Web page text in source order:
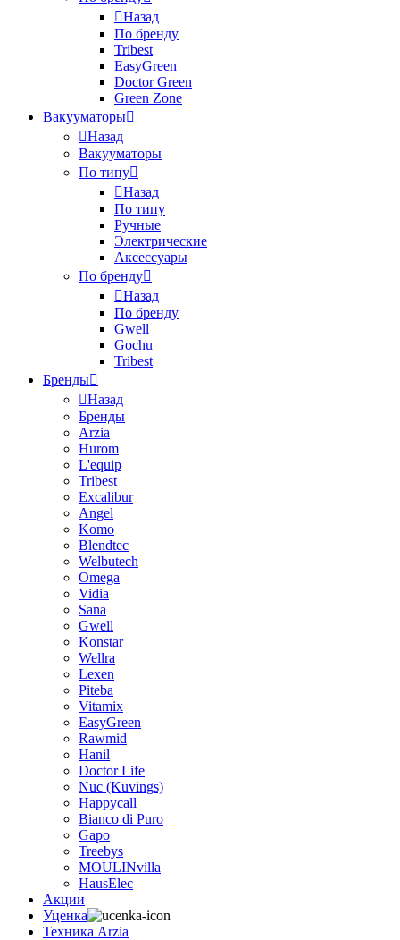
Назад
По бренду
Tribest
EasyGreen
Doctor Green
Green Zone
Вакууматоры
Назад
Вакууматоры
По типу
Назад
По типу
Ручные
Электрические
Аксессуары
По бренду
Назад
По бренду
Gwell
Gochu
Tribest
Бренды
Назад
Бренды
Arzia
Hurom
L'equip
Tribest
Excalibur
Angel
Komo
Blendtec
Welbutech
Omega
Vidia
Sana
Gwell
Konstar
Wellra
Lexen
Piteba
Vitamix
EasyGreen
Rawmid
Hanil
Doctor Life
Nuc (Kuvings)
Happycall
Bianco di Puro
Gapo
Treebys
MOULINvilla
HausElec
Акции
Уценка
Техника Arzia